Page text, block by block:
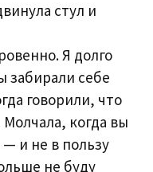
стул и
Я долго
забирали себе
говорили, что
когда вы
и не в пользу
не буду